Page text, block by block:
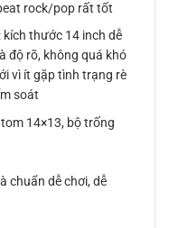
rock/pop rất tốt
kích thước 14 inch dễ
độ rõ, không quá khó
vì ít gặp tình trạng rè
soát
14×13, bộ trống
chuẩn dễ chơi, dễ